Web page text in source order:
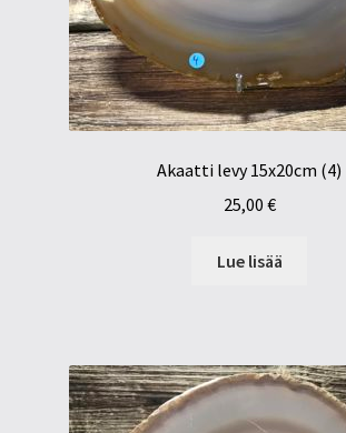
Akaatti levy 15x20cm (4)
25,00 €
Lue lisää